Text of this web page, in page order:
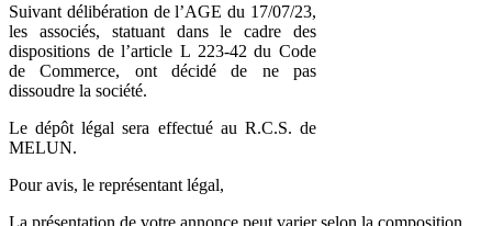
Suivant délibération de l’AGE du 17/07/23,
les associés, statuant dans le cadre des
dispositions de l’article L 223-42 du Code
de Commerce, ont décidé de ne pas
dissoudre la société.
Le dépôt légal sera effectué au R.C.S. de
MELUN.
Pour avis, le représentant légal,
La présentation de votre annonce peut varier selon la composition